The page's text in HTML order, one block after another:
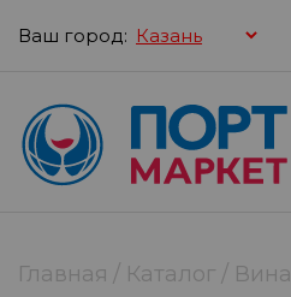
Ваш город:
Главная Каталог Вина